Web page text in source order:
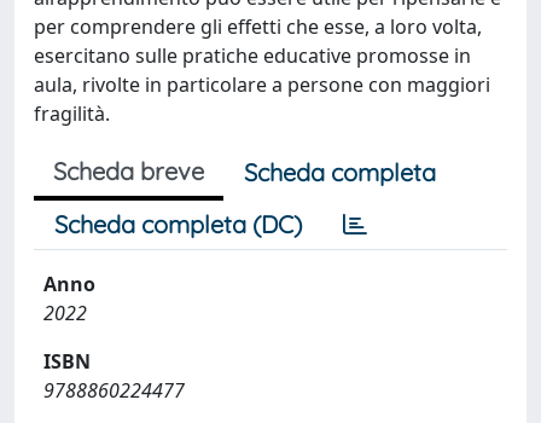
per comprendere gli effetti che esse, a loro volta,
esercitano sulle pratiche educative promosse in
aula, rivolte in particolare a persone con maggiori
fragilità.
Scheda breve
Scheda completa
Scheda completa (DC)
Anno
2022
ISBN
9788860224477